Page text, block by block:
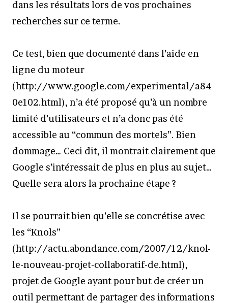
dans les résultats lors de vos prochaines
recherches sur ce terme.
Ce test, bien que documenté dans l’aide en
ligne du moteur
(http://www.google.com/experimental/a84
0e102.html), n’a été proposé qu’à un nombre
limité d’utilisateurs et n’a donc pas été
accessible au “commun des mortels”. Bien
dommage… Ceci dit, il montrait clairement que
Google s’intéressait de plus en plus au sujet…
Quelle sera alors la prochaine étape ?
Il se pourrait bien qu’elle se concrétise avec
les “Knols”
(http://actu.abondance.com/2007/12/knol-
le-nouveau-projet-collaboratif-de.html),
projet de Google ayant pour but de créer un
outil permettant de partager des informations